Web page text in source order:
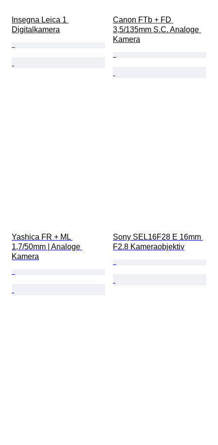
Insegna Leica 1
Digitalkamera
Canon FTb + FD
3,5/135mm S.C. Analoge
Kamera
Yashica FR + ML
1,7/50mm | Analoge
Kamera
Sony SEL16F28 E 16mm
F2.8 Kameraobjektiv